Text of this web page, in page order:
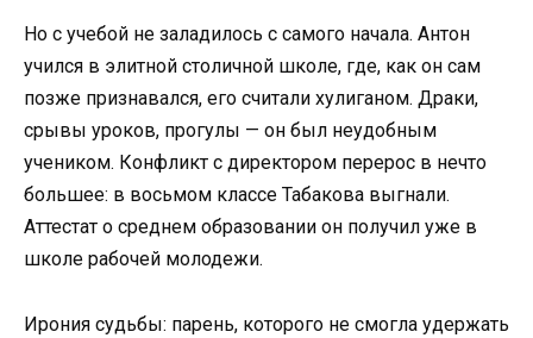
Но с учебой не заладилось с самого начала. Антон
учился в элитной столичной школе, где, как он сам
позже признавался, его считали хулиганом. Драки,
срывы уроков, прогулы — он был неудобным
учеником. Конфликт с директором перерос в нечто
большее: в восьмом классе Табакова выгнали.
Аттестат о среднем образовании он получил уже в
школе рабочей молодежи.
Ирония судьбы: парень, которого не смогла удержать